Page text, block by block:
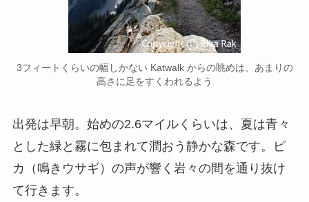
3フィートくらいの幅しかない Katwalk からの眺めは、あまりの
高さに足をすくわれるよう
出発は早朝。始めの2.6マイルくらいは、夏は青々
とした緑と霧に包まれて潤おう静かな森です。ピ
カ（鳴きウサギ）の声が響く岩々の間を通り抜け
て行きます。